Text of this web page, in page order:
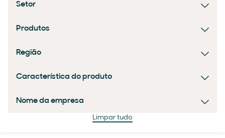
Setor
Produtos
Região
Característica do produto
Nome da empresa
Limpar tudo